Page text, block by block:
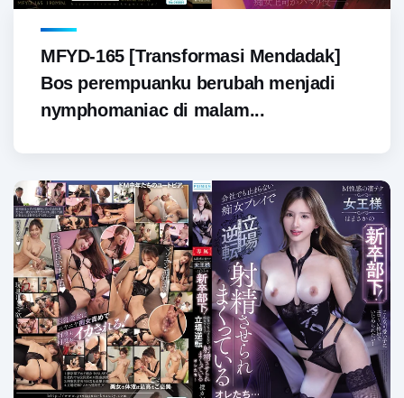
MFYD-165 [Transformasi Mendadak]
Bos perempuanku berubah menjadi
nymphomaniac di malam...